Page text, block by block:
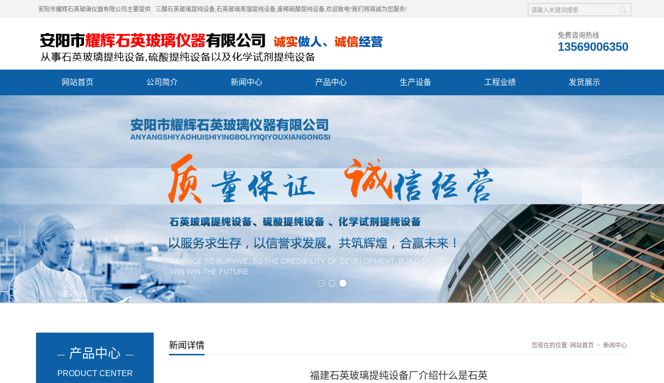
安阳市耀辉石英玻璃仪器有限公司主要提供 三酸石英玻璃提纯设备,石英玻璃蒸馏提纯设备,废稀硫酸提纯设备,欢迎致电!我们将竭诚为您服务!
免费咨询热线
13569006350
网站首页 公司简介 新闻中心 产品中心 生产设备 工程业绩 发货展示
产品中心
PRODUCT CENTER
新闻详情 您现在的位置: 网站首页 > 新闻中心
福建石英玻璃提纯设备厂介绍什么是石英